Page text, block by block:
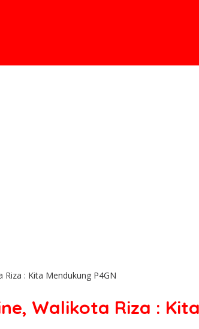
: Kita Mendukung P4GN
Walikota Riza :